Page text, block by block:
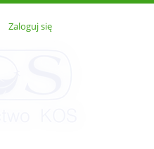
Zaloguj się